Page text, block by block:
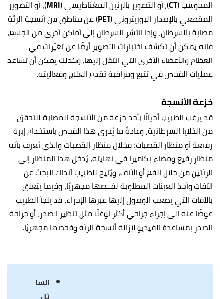
المحوسب (CT)، أو التصوير بالرنين المغناطيسي (MRI)، أو التصوير
المقطعي بالإصدار البوزيتروني (PET) عن مناطق من أنسجة الرئة
مصابة بالسرطان، وإذا انتشر السرطان إلى أماكن أخرى من الجسم،
فإنه يمكن أن تكشف اختبارات التصوير أيضًا عن تغيّرات في
العظام والأعضاء الأخرى التي انتقل إليها، وكذلك يمكن أن تساعد
عمليات الفحص في تتبع ومراقبة تقدم العلاج وفعاليته.
خزعة الأنسجة
قد يرغب الطبيب أحيانًا بأخذ خزعة من الأنسجة المصابة للتحقق
من الخلايا السرطانية، وعادةً ما يُجرى هذا الفحص باستخدام إبرة
رفيعة أو منظار القصبات؛ فخلال منظار القصبات والذي يُعرف بأنه
منظار رفيع ومضاء بكاميرا في نهايته، يُدخل هذا المنظار إلى
الرئتين من خلال الفم أو الأنف، ويُتيح للطبيب آنذاك البحث عن
الآفات وأخذ العينات المطلوبة لفحصها مجهريًا، وفيما يتعلق
بالآفات التي يصعب الوصول إليها عبرها الإجراء، قد يلجأ الطبيب
عوضًا عنه إلى إجراء جراحي أكثر توغلًا مثل تنظير الصدر، أو جراحة
الصدر بمساعدة الفيديو لإزالة أنسجة الرئة وفحصها مجهريًا.
السا